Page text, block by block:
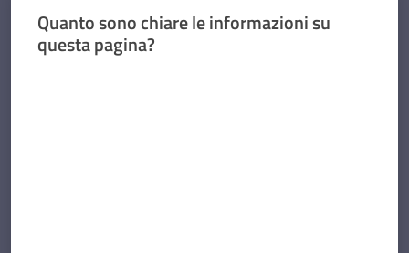
Quanto sono chiare le informazioni su
questa pagina?